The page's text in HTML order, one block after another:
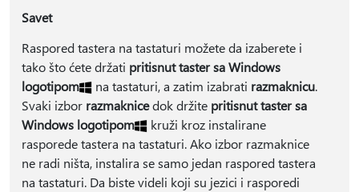
Savet
Raspored tastera na tastaturi možete da izaberete i
tako što ćete držati pritisnut taster sa Windows
logotipom
na tastaturi, a zatim izabrati razmaknicu.
Svaki izbor razmaknicedok držite pritisnut taster sa
Windows logotipom
kruži kroz instalirane
rasporede tastera na tastaturi. Ako izbor razmaknice
ne radi ništa, instalira se samo jedan raspored tastera
na tastaturi. Da biste videli koji su jezici i rasporedi